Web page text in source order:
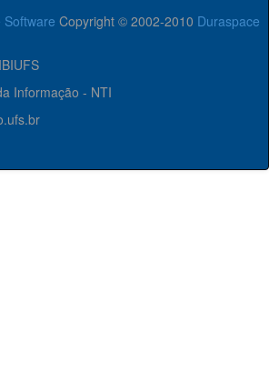
Software Copyright © 2002-2010 Duraspace
Informação - NTI